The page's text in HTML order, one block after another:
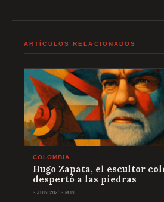
ARTÍCULOS RELACIONADOS
COLOMBIA
Hugo Zapata, el escultor
despertó a las piedras
3 JUN 20253 MIN